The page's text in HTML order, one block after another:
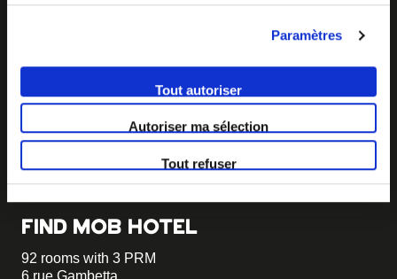
Paramètres
Tout autoriser
Autoriser ma sélection
Tout refuser
If you want to create your own MOB HOTEL and belong
to our movement,just write to us and tell us about your
project, we will tell you how to become MOB.
FIND MOB HOTEL
92 rooms with 3 PRM